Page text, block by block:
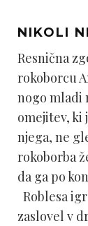
NIKOLI
Resnična
rokoborcu
nogo mladi
omejitev, ki
njega, ne
rokoborba
da ga po
Roblesa
zaslovel v